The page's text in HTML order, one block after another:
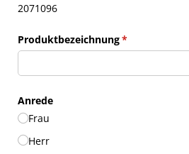
2071096
Produktbezeichnung*
(erforderlich)
Anrede
Frau
Herr